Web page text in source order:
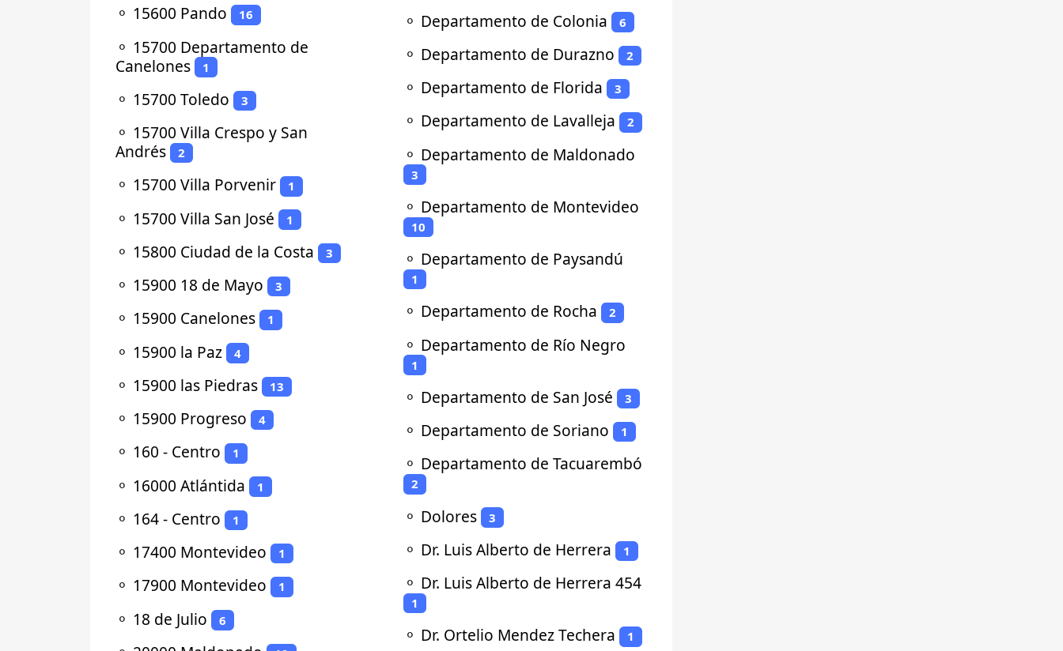
⚬ 15600 Pando 16
⚬ 15700 Departamento de
Canelones
1
⚬ 15700 Toledo 3
⚬ 15700 Villa Crespo y San
Andrés
2
⚬ 15700 Villa Porvenir 1
⚬ 15700 Villa San José 1
⚬ 15800 Ciudad de la Costa 3
⚬ 15900 18 de Mayo 3
⚬ 15900 Canelones 1
⚬ 15900 la Paz 4
⚬ 15900 las Piedras 13
⚬ 15900 Progreso 4
⚬ 160 - Centro 1
⚬ 16000 Atlántida 1
⚬ 164 - Centro 1
⚬ 17400 Montevideo 1
⚬ 17900 Montevideo 1
⚬ 18 de Julio 6
⚬ Departamento de Colonia 6
⚬ Departamento de Durazno 2
⚬ Departamento de Florida 3
⚬ Departamento de Lavalleja 2
⚬ Departamento de Maldonado
3
⚬ Departamento de Montevideo
10
⚬ Departamento de Paysandú
1
⚬ Departamento de Rocha 2
⚬ Departamento de Río Negro
1
⚬ Departamento de San José 3
⚬ Departamento de Soriano 1
⚬ Departamento de Tacuarembó
2
⚬ Dolores 3
⚬ Dr. Luis Alberto de Herrera 1
⚬ Dr. Luis Alberto de Herrera 454
1
⚬ Dr. Ortelio Mendez Techera 1